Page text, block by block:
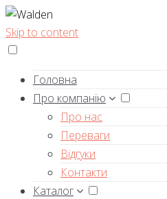
Skip to content
Головна
Про компанію
Про нас
Переваги
Відгуки
Контакти
Каталог